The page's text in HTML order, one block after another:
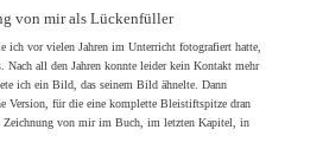
von mir als Lückenfüller
ich vor vielen Jahren im Unterricht fotografiert hatte,
Nach all den Jahren konnte leider kein Kontakt mehr
ich ein Bild, das seinem Bild ähnelte. Dann
Version, für die eine komplette Bleistiftspitze dran
Zeichnung von mir im Buch, im letzten Kapitel, in